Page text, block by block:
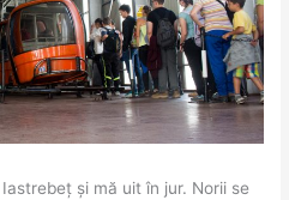
și mă uit în jur. Norii se